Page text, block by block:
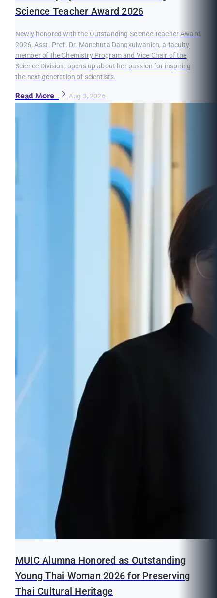
Science Teacher Award 2026
Newly honored with the Outstanding Science Teacher Award
2026, Asst. Prof. Dr. Manchuta Dangkulwanich, a faculty
member of the Chemistry Program and Vice Chair of the
Science Division, opens up about her passion for inspiring
the next generation of scientists.
Read More Aug 3, 2026
MUIC Alumna Honored as Outstanding
Young Thai Woman 2026 for Preserving
Thai Cultural Heritage